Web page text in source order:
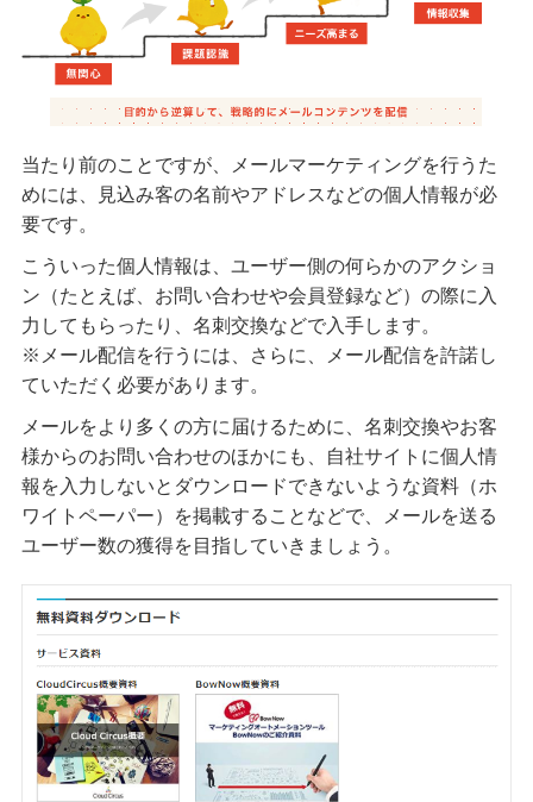
当たり前のことですが、メールマーケティングを行うた
めには、見込み客の名前やアドレスなどの個人情報が必
要です。
こういった個人情報は、ユーザー側の何らかのアクショ
ン（たとえば、お問い合わせや会員登録など）の際に入
力してもらったり、名刺交換などで入手します。
※メール配信を行うには、さらに、メール配信を許諾し
ていただく必要があります。
メールをより多くの方に届けるために、名刺交換やお客
様からのお問い合わせのほかにも、自社サイトに個人情
報を入力しないとダウンロードできないような資料（ホ
ワイトペーパー）を掲載することなどで、メールを送る
ユーザー数の獲得を目指していきましょう。